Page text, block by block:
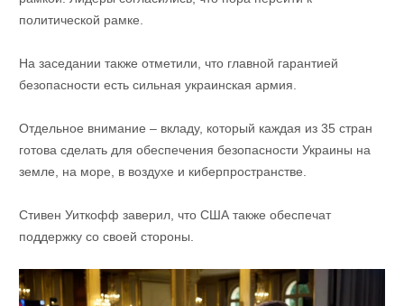
политической рамке.
На заседании также отметили, что главной гарантией
безопасности есть сильная украинская армия.
Отдельное внимание – вкладу, который каждая из 35 стран
готова сделать для обеспечения безопасности Украины на
земле, на море, в воздухе и киберпространстве.
Стивен Уиткофф заверил, что США также обеспечат
поддержку со своей стороны.